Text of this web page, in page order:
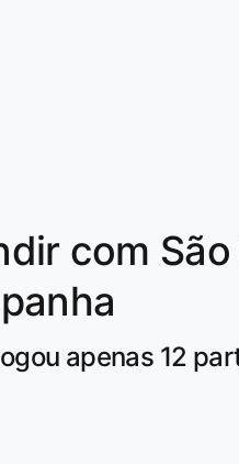
com
apenas 12